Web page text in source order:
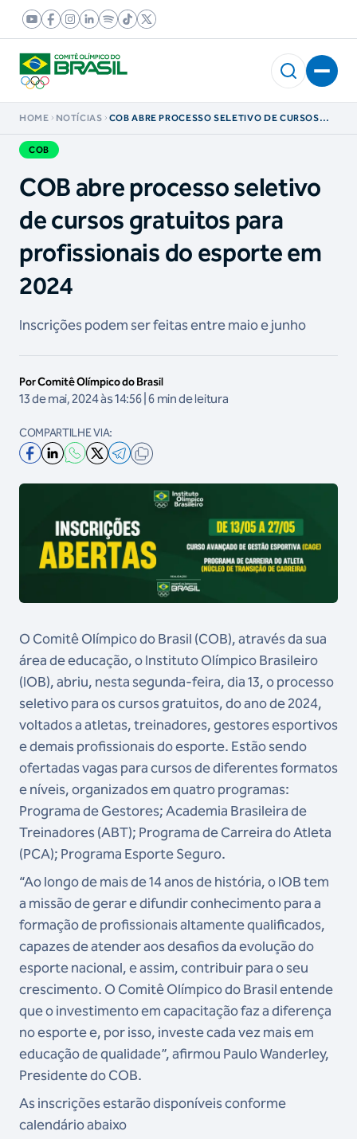
HOME NOTÍCIAS
COB ABRE PROCESSO SELETIVO DE CURSOS
COB
COB abre processo seletivo
de cursos gratuitos para
profissionais do esporte em
2024
Inscrições podem ser feitas entre maio e junho
Por Comitê Olímpico do Brasil
13 de mai, 2024 às 14:56 | 6 min de leitura
COMPARTILHE VIA:
O Comitê Olímpico do Brasil (COB), através da sua
área de educação, o Instituto Olímpico Brasileiro
(IOB), abriu, nesta segunda-feira, dia 13, o processo
seletivo para os cursos gratuitos, do ano de 2024,
voltados a atletas, treinadores, gestores esportivos
e demais profissionais do esporte. Estão sendo
ofertadas vagas para cursos de diferentes formatos
e níveis, organizados em quatro programas:
Programa de Gestores; Academia Brasileira de
Treinadores (ABT); Programa de Carreira do Atleta
(PCA); Programa Esporte Seguro.
“Ao longo de mais de 14 anos de história, o IOB tem
a missão de gerar e difundir conhecimento para a
formação de profissionais altamente qualificados,
capazes de atender aos desafios da evolução do
esporte nacional, e assim, contribuir para o seu
crescimento. O Comitê Olímpico do Brasil entende
que o investimento em capacitação faz a diferença
no esporte e, por isso, investe cada vez mais em
educação de qualidade”, afirmou Paulo Wanderley,
Presidente do COB.
As inscrições estarão disponíveis conforme
calendário abaixo